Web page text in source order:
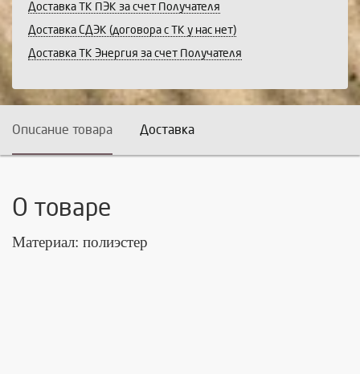
Доставка ТК ПЭК за счет Получателя
Доставка СДЭК (договора с ТК у нас нет)
Доставка ТК Энергия за счет Получателя
Описание товара Доставка
О товаре
Материал: полиэстер